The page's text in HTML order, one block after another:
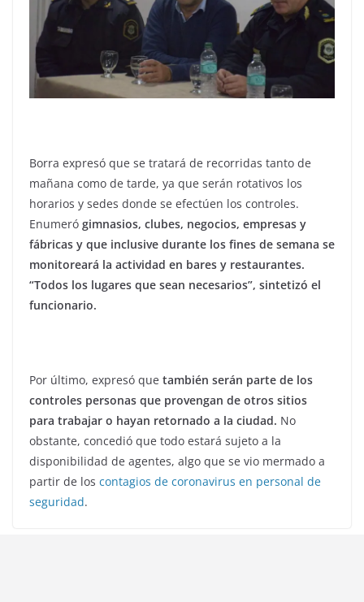
Borra expresó que se tratará de recorridas tanto de
mañana como de tarde, ya que serán rotativos los
horarios y sedes donde se efectúen los controles.
Enumeró gimnasios, clubes, negocios, empresas y
fábricas y que inclusive durante los fines de semana se
monitoreará la actividad en bares y restaurantes.
“Todos los lugares que sean necesarios”, sintetizó el
funcionario.
Por último, expresó que también serán parte de los
controles personas que provengan de otros sitios
para trabajar o hayan retornado a la ciudad. No
obstante, concedió que todo estará sujeto a la
disponibilidad de agentes, algo que se vio mermado a
partir de los contagios de coronavirus en personal de
seguridad.